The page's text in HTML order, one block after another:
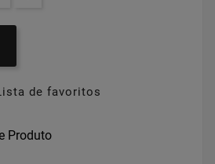
de favoritos
Produto